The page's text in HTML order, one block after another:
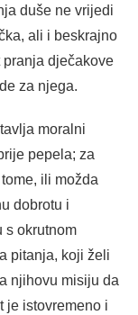
duše ne vrijedi
ali i beskrajno
dječakove
za njega.
moralni
pepela; za
ili možda
dobrotu i
s okrutnom
pitanja, koji želi
njihovu misiju da
je istovremeno i